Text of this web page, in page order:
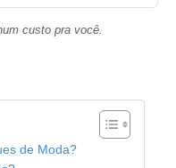
custo pra você.
de Moda?